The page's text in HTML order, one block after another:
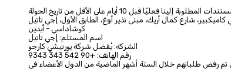
شارع كمال أريك، مبنى نذير أوغ، الطابق الأول، إجي تاتيل
كوشاداسي - أيدين
اسم المستلم: إجي تاتيل
الشركة: يُفضل شركة يورتيشي كارجو
رقم الهاتف: +90 542 343 9343
تم رفض طلباتهم خلال الستة أشهر الماضية من الدول الأعضاء في